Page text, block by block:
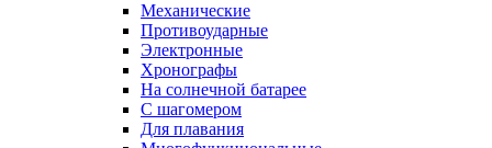
Механические
Противоударные
Электронные
Хронографы
На солнечной батарее
С шагомером
Для плавания